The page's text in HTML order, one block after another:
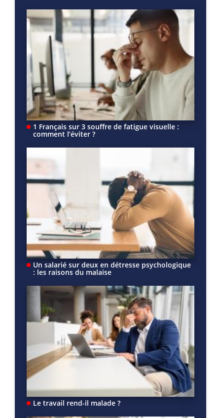
1 Français sur 3 souffre de fatigue visuelle :
comment l’éviter ?
Un salarié sur deux en détresse psychologique
: les raisons du malaise
Le travail rend-il malade ?